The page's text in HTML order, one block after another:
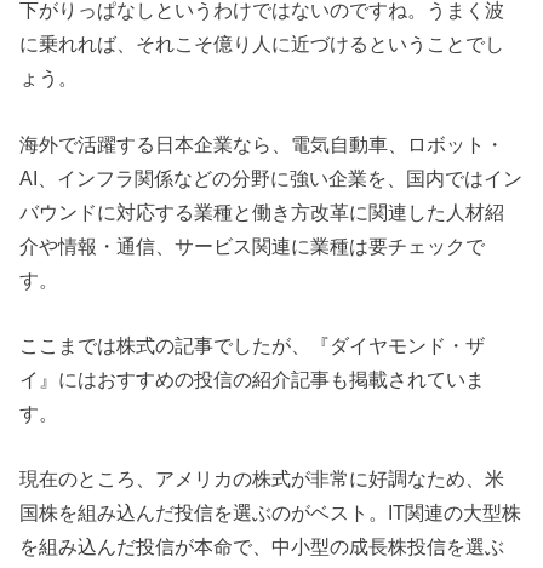
下がりっぱなしというわけではないのですね。うまく波
に乗れれば、それこそ億り人に近づけるということでし
ょう。
海外で活躍する日本企業なら、電気自動車、ロボット・
AI、インフラ関係などの分野に強い企業を、国内ではイン
バウンドに対応する業種と働き方改革に関連した人材紹
介や情報・通信、サービス関連に業種は要チェックで
す。
ここまでは株式の記事でしたが、『ダイヤモンド・ザ
イ』にはおすすめの投信の紹介記事も掲載されていま
す。
現在のところ、アメリカの株式が非常に好調なため、米
国株を組み込んだ投信を選ぶのがベスト。IT関連の大型株
を組み込んだ投信が本命で、中小型の成長株投信を選ぶ